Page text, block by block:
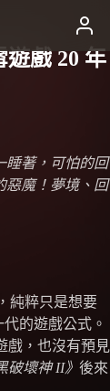
遊戲 20 年
睡著，可怕的回
惡魔！夢境、回
，純粹只是想要
的遊戲公式。
戲，也沒有預見
破壞神 II》 後來